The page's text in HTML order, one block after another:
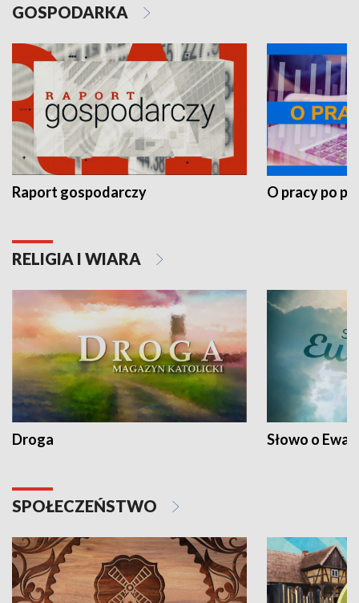
GOSPODARKA
Raport gospodarczy O pracy po
RELIGIA I WIARA
Droga Słowo o
SPOŁECZEŃSTWO